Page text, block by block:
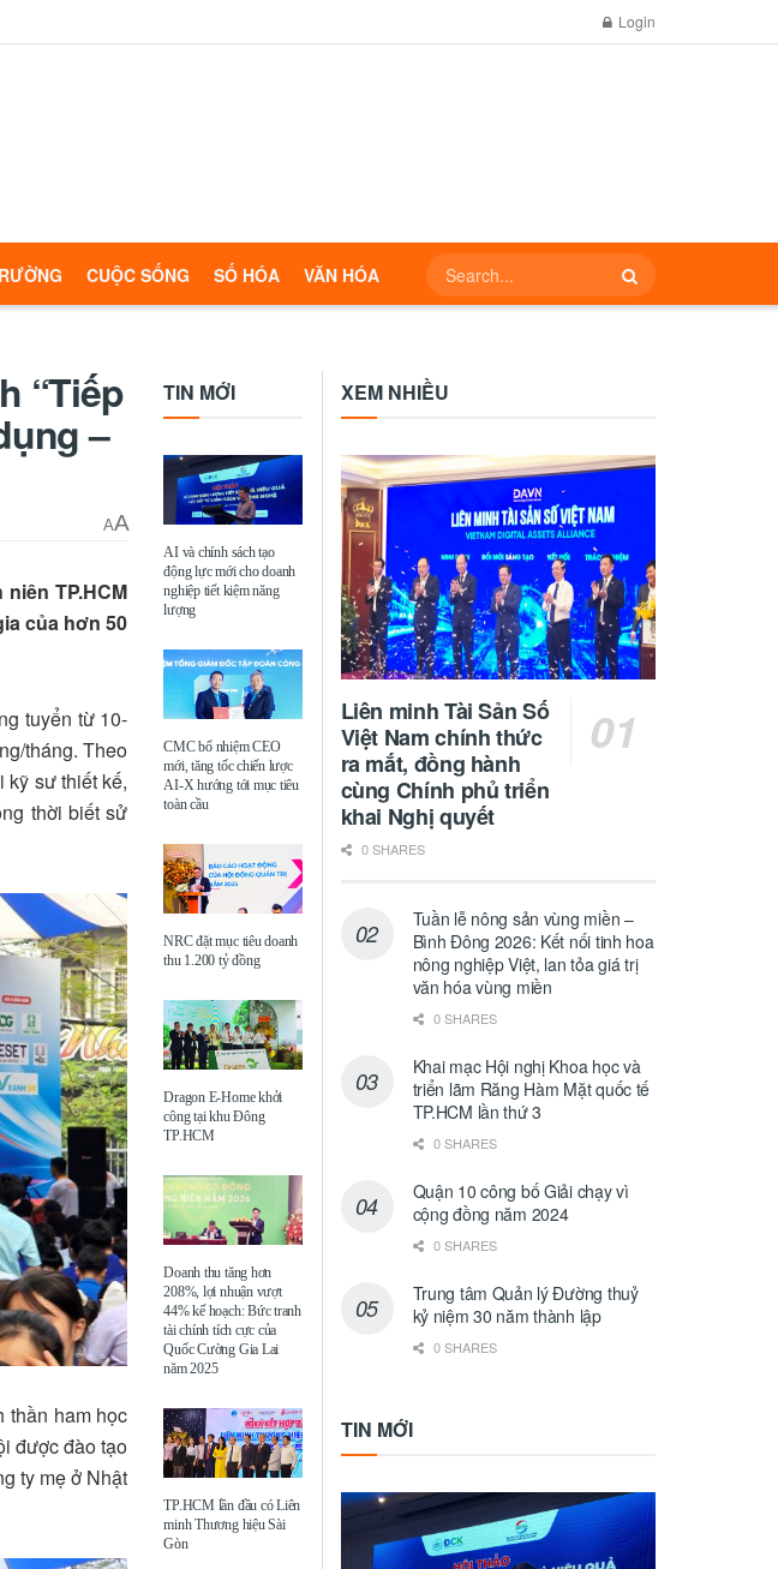
Login
CUỘC SỐNG SỐ HÓA VĂN HÓA
“Tiếp
–
AA
TP.HCM
của hơn 50
tuyển từ 10-
tháng. Theo
sư thiết kế,
thời biết sử
thần ham học
được đào tạo
ty mẹ ở Nhật
TIN MỚI
AI và chính sách tạo
động lực mới cho doanh
nghiệp tiết kiệm năng
lượng
CMC bổ nhiệm CEO
mới, tăng tốc chiến lược
AI-X hướng tới mục tiêu
toàn cầu
NRC đặt mục tiêu doanh
thu 1.200 tỷ đồng
Dragon E-Home khởi
công tại khu Đông
TP.HCM
Doanh thu tăng hơn
208%, lợi nhuận vượt
44% kế hoạch: Bức tranh
tài chính tích cực của
Quốc Cường Gia Lai
năm 2025
TP.HCM lần đầu có Liên
minh Thương hiệu Sài
Gòn
XEM NHIỀU
Liên minh Tài Sản Số
Việt Nam chính thức
ra mắt, đồng hành
cùng Chính phủ triển
khai Nghị quyết
0 SHARES
Tuần lễ nông sản vùng miền –
Bình Đông 2026: Kết nối tinh hoa
nông nghiệp Việt, lan tỏa giá trị
văn hóa vùng miền
0 SHARES
Khai mạc Hội nghị Khoa học và
triển lãm Răng Hàm Mặt quốc tế
TP.HCM lần thứ 3
0 SHARES
Quận 10 công bố Giải chạy vì
cộng đồng năm 2024
0 SHARES
Trung tâm Quản lý Đường thuỷ
kỷ niệm 30 năm thành lập
0 SHARES
TIN MỚI